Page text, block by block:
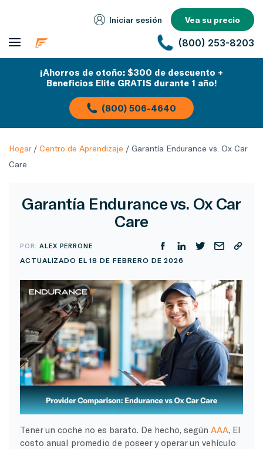
Iniciar sesión Vea su precio
(800) 253-8203
¡Ahorros de otoño: $300 de descuento +
Beneficios Elite GRATIS durante 1 año!
(800) 506-4640
Hogar/ Centro de Aprendizaje / Garantía Endurance vs. Ox Car
Care
Garantía Endurance vs. Ox Car
Care
POR:ALEX PERRONE
ACTUALIZADO EL 18 DE FEBRERO DE 2026
Tener un coche no es barato. De hecho, según AAA , El
costo anual promedio de poseer y operar un vehículo